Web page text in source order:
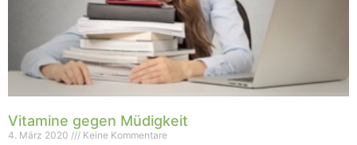
Vitamine gegen Müdigkeit
4. März 2020 Keine Kommentare